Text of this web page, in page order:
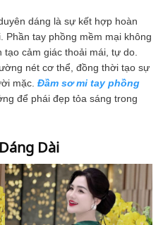
dáng là sự kết hợp hoàn
Phần tay phồng mềm mại không
cảm giác thoải mái, tự do.
nét cơ thể, đồng thời tạo sự
mặc. Đầm sơ mi tay phồng
để phái đẹp tỏa sáng trong
Dài